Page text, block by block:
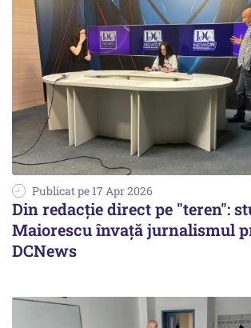
Publicat pe 17 Apr 2026
Din redacție direct pe "teren":
Maiorescu învață jurnalismul
DCNews